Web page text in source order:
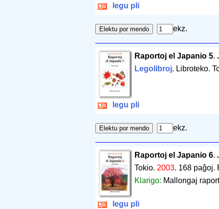
legu pli
ekz.
Raportoj el Japanio 5.
Legolibroj. Libroteko.
legu pli
ekz.
Raportoj el Japanio 6.
Tokio. 2003. 168 paĝoj.
Klarigo: Mallongaj
legu pli